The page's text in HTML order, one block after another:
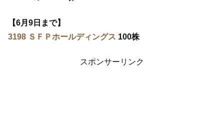
【6月9日まで】
3198 ＳＦＰホールディングス 100株
スポンサーリンク